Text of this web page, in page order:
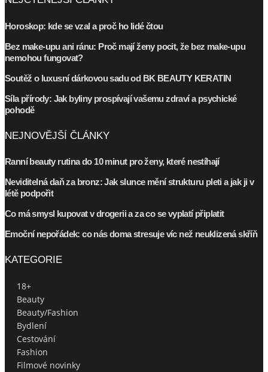
Horoskop: kde se vzal a proč ho lidé čtou
Bez make-upu ani ránu: Proč mají ženy pocit, že bez make-upu
nemohou fungovat?
Soutěž o luxusní dárkovou sadu od BK BEAUTY KERATIN
Síla přírody: Jak byliny prospívají vašemu zdraví a psychické
pohodě
NEJNOVĚJŠÍ ČLÁNKY
Ranní beauty rutina do 10 minut pro ženy, které nestíhají
Neviditelná daň za bronz: Jak slunce mění strukturu pleti a jak ji v
létě podpořit
Co má smysl kupovat v drogerii a za co se vyplatí připlatit
Emoční nepořádek: co nás doma stresuje víc než neuklizená skříň
KATEGORIE
18+
Beauty
Beauty/Fashion
Bydlení
Cestování
Fashion
Filmové novinky